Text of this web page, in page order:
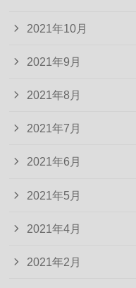
2021年10月
2021年9月
2021年8月
2021年7月
2021年6月
2021年5月
2021年4月
2021年2月